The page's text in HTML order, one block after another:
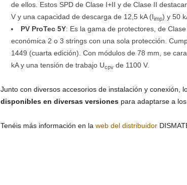
de ellos. Estos SPD de Clase I+II y de Clase II
V y una capacidad de descarga de 12,5 kA (Iimp) y 50
PV ProTec 5Y: Es la gama de protectores, de
económica 2 o 3 strings con una sola protección.
1449 (cuarta edición). Con módulos de 78 mm, se
kA y una tensión de trabajo Ucpvde 1100 V.
Junto con diversos accesorios de instalación y conexión,
disponibles en diversas versiones para adaptarse a
Tenéis más información en la web del distribuidor